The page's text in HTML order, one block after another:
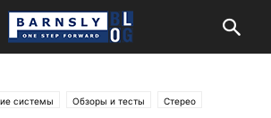
системы Обзоры и тесты Стерео